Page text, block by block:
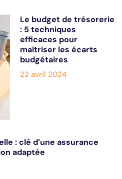
Le budget de trésorerie
: 5 techniques
efficaces pour
maîtriser les écarts
budgétaires
22 avril 2024
: clé d’une assurance
adaptée